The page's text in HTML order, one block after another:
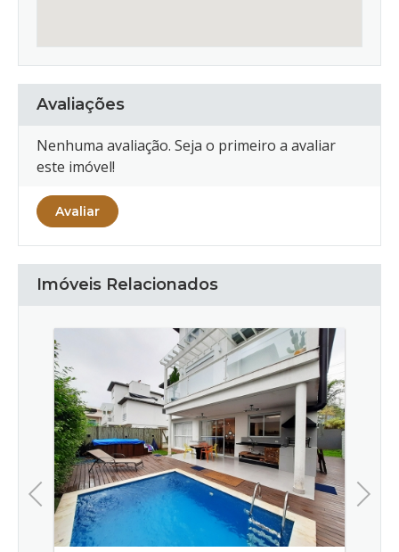
Avaliações
Nenhuma avaliação. Seja o primeiro a avaliar
este imóvel!
Avaliar
Imóveis Relacionados
Previous Next